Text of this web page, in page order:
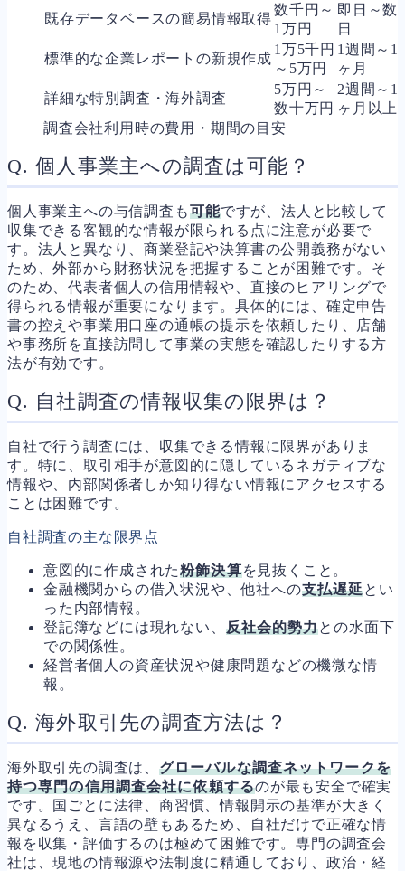
既存データベースの簡易情報取得
数千円～
1万円
即日～数
日
標準的な企業レポートの新規作成
1万5千円
～5万円
1週間～1
ヶ月
詳細な特別調査・海外調査
5万円～
数十万円
2週間～1
ヶ月以上
調査会社利用時の費用・期間の目安
Q. 個人事業主への調査は可能？
個人事業主への与信調査も可能ですが、法人と比較して
収集できる客観的な情報が限られる点に注意が必要で
す。法人と異なり、商業登記や決算書の公開義務がない
ため、外部から財務状況を把握することが困難です。そ
のため、代表者個人の信用情報や、直接のヒアリングで
得られる情報が重要になります。具体的には、確定申告
書の控えや事業用口座の通帳の提示を依頼したり、店舗
や事務所を直接訪問して事業の実態を確認したりする方
法が有効です。
Q. 自社調査の情報収集の限界は？
自社で行う調査には、収集できる情報に限界がありま
す。特に、取引相手が意図的に隠しているネガティブな
情報や、内部関係者しか知り得ない情報にアクセスする
ことは困難です。
自社調査の主な限界点
意図的に作成された粉飾決算を見抜くこと。
金融機関からの借入状況や、他社への支払遅延とい
った内部情報。
登記簿などには現れない、 反社会的勢力との水面下
での関係性。
経営者個人の資産状況や健康問題などの機微な情
報。
Q. 海外取引先の調査方法は？
海外取引先の調査は、 グローバルな調査ネットワークを
持つ専門の信用調査会社に依頼するのが最も安全で確実
です。国ごとに法律、商習慣、情報開示の基準が大きく
異なるうえ、言語の壁もあるため、自社だけで正確な情
報を収集・評価するのは極めて困難です。専門の調査会
社は、現地の情報源や法制度に精通しており、政治・経